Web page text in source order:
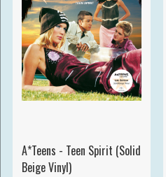
A*Teens - Teen Spirit (Solid
Beige Vinyl)